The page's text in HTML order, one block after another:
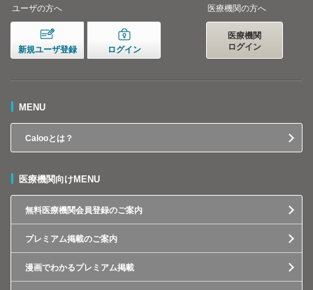
ユーザの方へ
新規ユーザ登録 ログイン
医療機関の方へ
医療機関
ログイン
MENU
Calooとは？
医療機関向けMENU
無料医療機関会員登録のご案内
プレミアム掲載のご案内
漫画でわかるプレミアム掲載